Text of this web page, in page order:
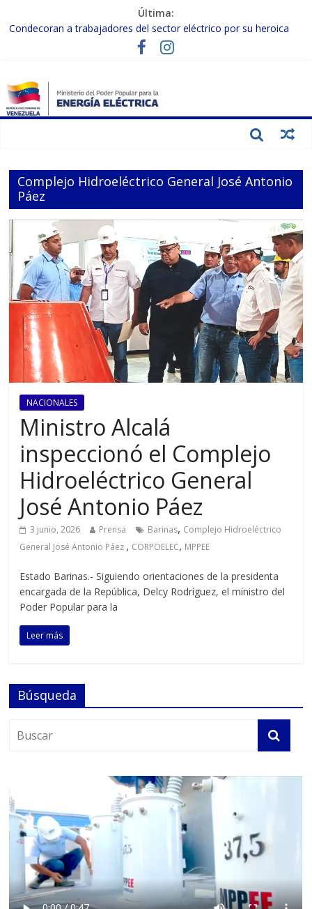
Última:
Condecoran a trabajadores del sector eléctrico por su heroica
labor tras el doble sismo del 24-J
Gobierno Nacional coordina acciones con el sector privado para
Inspeccionan trabajos de rehabilitación en instalaciones del SEN
en Carabobo
Gobierno Nacional activa plan preventivo para fortalecer el SEN
Complejo Hidroeléctrico General José Antonio
Páez ‎
NACIONALES
Ministro Alcalá
inspeccionó el Complejo
Hidroeléctrico General
José Antonio Páez ‎
3 junio, 2026 Prensa Barinas, Complejo Hidroeléctrico
General José Antonio Páez ‎ , CORPOELEC, MPPEE
Estado Barinas.- Siguiendo orientaciones de la presidenta
encargada de la República, Delcy Rodríguez, el ministro del
Poder Popular para la
Leer más
Búsqueda